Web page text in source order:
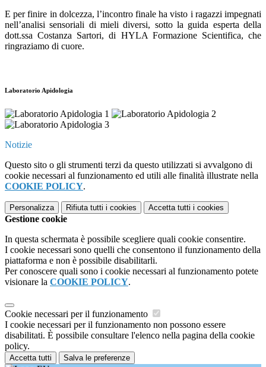
E per finire in dolcezza, l’incontro finale ha visto i ragazzi impegnati
nell’analisi sensoriali di mieli diversi, sotto la guida esperta della
dott.ssa Costanza Sartori, di HYLA Formazione Scientifica, che
ringraziamo di cuore.
Laboratorio Apidologia
Notizie
Questo sito o gli strumenti terzi da questo utilizzati si avvalgono di
cookie necessari al funzionamento ed utili alle finalità illustrate nella
COOKIE POLICY.
Personalizza Rifiuta tutti i cookies Accetta tutti i cookies
Gestione cookie
In questa schermata è possibile scegliere quali cookie consentire.
I cookie necessari sono quelli che consentono il funzionamento della
piattaforma e non è possibile disabilitarli.
Per conoscere quali sono i cookie necessari al funzionamento potete
visionare la COOKIE POLICY.
Cookie necessari per il funzionamento
I cookie necessari per il funzionamento non possono essere
disabilitati. È possibile consultare l'elenco nella pagina della cookie
policy.
Accetta tutti Salva le preferenze